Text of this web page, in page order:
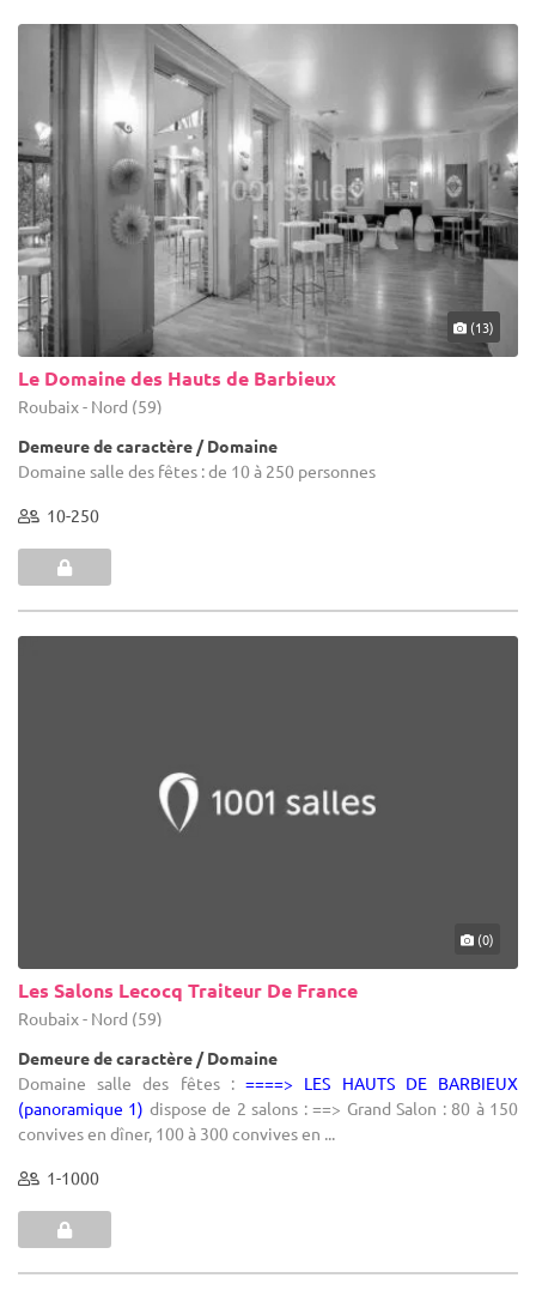
(13)
Le Domaine des Hauts de Barbieux
Roubaix - Nord (59)
Demeure de caractère / Domaine
Domaine salle des fêtes : de 10 à 250 personnes
10-250
(0)
Les Salons Lecocq Traiteur De France
Roubaix - Nord (59)
Demeure de caractère / Domaine
Domaine salle des fêtes :====> LES HAUTS DE BARBIEUX
(panoramique 1) dispose de 2 salons : ==> Grand Salon : 80 à 150
convives en dîner, 100 à 300 convives en ...
1-1000